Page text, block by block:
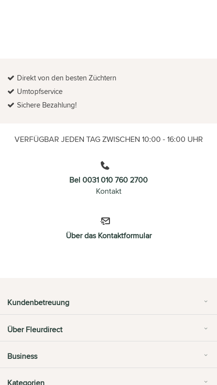
Direkt von den besten Züchtern
Umtopfservice
Sichere Bezahlung!
VERFÜGBAR JEDEN TAG ZWISCHEN 10:00 - 16:00 UHR
Bel 0031 010 760 2700
Kontakt
Über das Kontaktformular
Kundenbetreuung
Über Fleurdirect
Business
Kategorien